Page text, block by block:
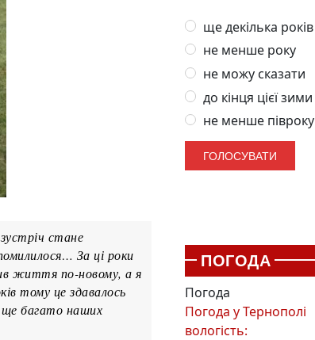
стане
За ці роки
життя по-новому, а я
тому це здавалось
ще багато наших
ще декілька років
не менше року
не можу сказати
до кінця цієї зими
не менше півроку
ПОГОДА
Погода
Погода уТернополі
вологість: